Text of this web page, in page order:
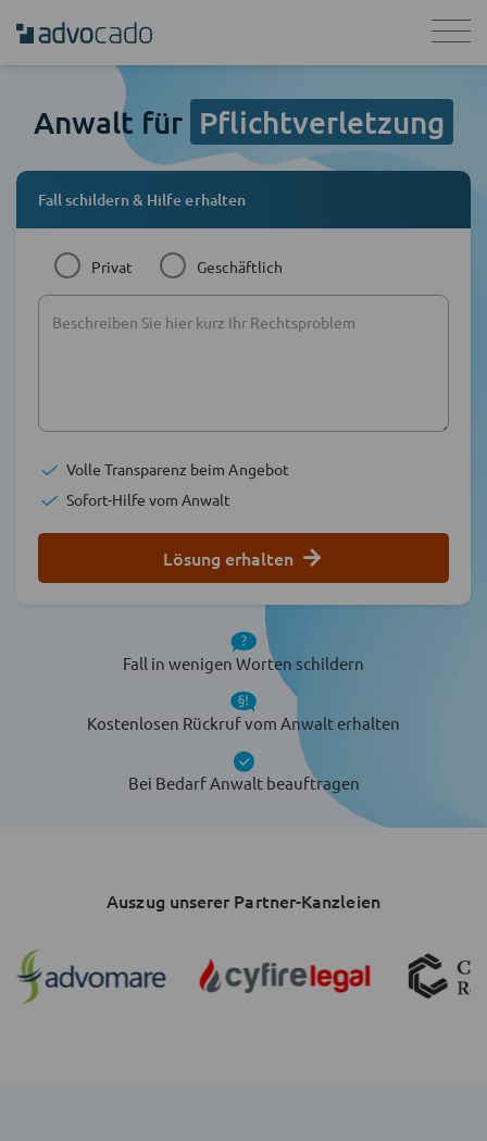
Anwalt für Pflichtverletzung
Fall schildern & Hilfe erhalten
Privat Geschäftlich
Volle Transparenz beim Angebot
Sofort-Hilfe vom Anwalt
Lösung erhalten
Fall in wenigen Worten schildern
Kostenlosen Rückruf vom Anwalt erhalten
Bei Bedarf Anwalt beauftragen
Auszug unserer Partner-Kanzleien